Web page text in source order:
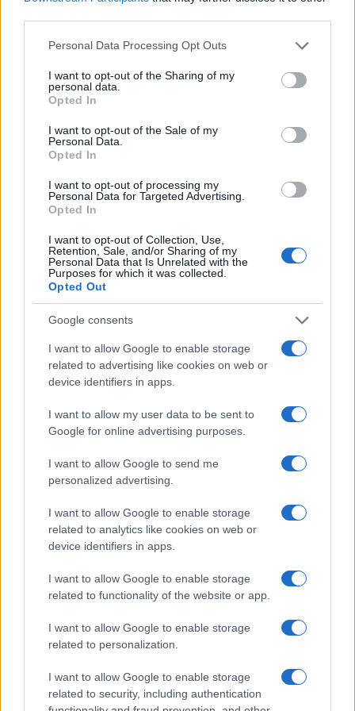
Please note that this website/app uses one or more Google
not limited to your visit or usage behaviour. You may click to
grant or deny consent to Google and its third-party tags to
use your data for below specified purposes in below Google
consent section.
Personal Data Processing Opt Outs
I want to opt-out of the Sharing of my
personal data.
Opted In
I want to opt-out of the Sale of my
Personal Data.
Opted In
I want to opt-out of processing my
Personal Data for Targeted Advertising.
Opted In
I want to opt-out of Collection, Use,
Retention, Sale, and/or Sharing of my
Personal Data that Is Unrelated with the
Purposes for which it was collected.
Opted Out
Google consents
I want to allow Google to enable storage
related to advertising like cookies on web or
device identifiers in apps.
I want to allow my user data to be sent to
Google for online advertising purposes.
I want to allow Google to send me
personalized advertising.
I want to allow Google to enable storage
related to analytics like cookies on web or
device identifiers in apps.
I want to allow Google to enable storage
related to functionality of the website or app.
I want to allow Google to enable storage
related to personalization.
I want to allow Google to enable storage
related to security, including authentication
l’industria promosso da AI4I, OGR Torino e
imprese per discutere politiche industriali,
infrastrutture di calcolo
collaborazione pubblico-privato. L’obiettivo è
favorire il trasferimento tecnologico e ridurre il
divario tra spazi fisici e risultati imprenditoriali
concreti.
Dal punto di vista strategico, si attende un
confronto operativo su roadmap, progetti pilota e
strumenti di finanziamento congiunto, necessari
per tradurre le partnership in output industriali
misurabili.
Per completare la transizione operativa indicata
nella roadmap, è necessario rafforzare il
immateriale che supporta l’ecosistema industriale
della città. Il focus deve spostarsi dagli investimenti
favorevole ad investimenti, governance efficace e
Torino ha già compiuto progressi significativi sul
fronte delcapitale fisicoe della rigenerazione
urbana; ora l’obiettivo è trasformare gli hub in
motori di crescita reale. Occorrono percorsi chiari
per sostenere la nascita di imprese di scala,
strumenti pubblici e privati di cofinanziamento e
Dal punto di vista strategico, il successo dipenderà